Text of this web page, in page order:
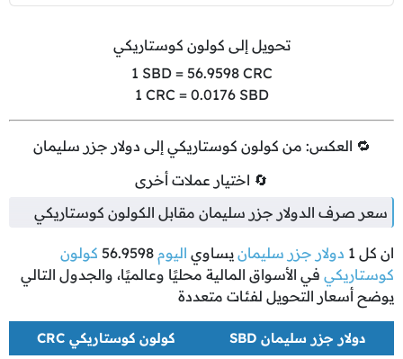
تحويل إلى كولون كوستاريكي
1 SBD = 56.9598CRC
1 CRC = 0.0176SBD
🔁 العكس: من كولون كوستاريكي إلى دولار جزر سليمان
🔄 اختيار عملات أخرى
سعر صرف الدولار جزر سليمان مقابل الكولون كوستاريكي
ان كل 1 دولار جزر سليمان يساوي اليوم 56.9598 كولون
كوستاريكي في الأسواق المالية محليًا وعالميًا، والجدول التالي
يوضح أسعار التحويل لفئات متعددة
دولار جزر سليمان SBD كولون كوستاريكي CRC